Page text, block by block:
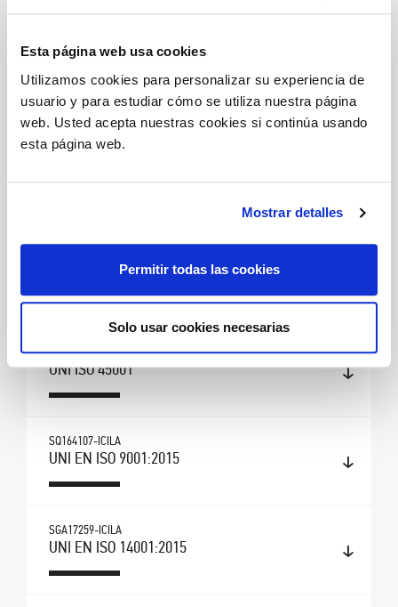
Esta página web usa cookies
Utilizamos cookies para personalizar su experiencia de
usuario y para estudiar cómo se utiliza nuestra página
web. Usted acepta nuestras cookies si continúa usando
esta página web.
Mostrar detalles
Permitir todas las cookies
Solo usar cookies necesarias
LEVEL®3
UNI/PDR 125:2022
IGUALDAD DE GÉNERO
UNI EN ISO 9001:2015
IQNET AND CISQ/CSI-ICILA
UNI ISO 45001
SQ164107-ICILA
UNI EN ISO 9001:2015
SGA17259-ICILA
UNI EN ISO 14001:2015